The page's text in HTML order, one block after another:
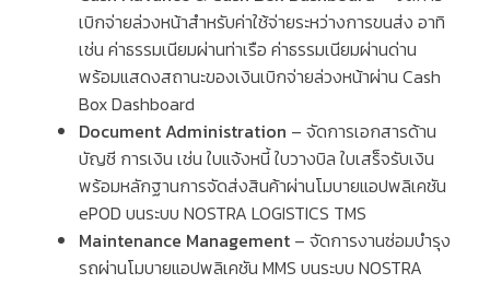
เบิกจ่ายล่วงหน้าสำหรับค่าใช้จ่ายระหว่างการขนส่ง อาทิ
เช่น ค่าธรรมเนียมผ่านท่าเรือ ค่าธรรมเนียมผ่านด่าน
พร้อมแสดงสถานะของเงินเบิกจ่ายล่วงหน้าผ่าน Cash
Box Dashboard
Document Administration –จัดการเอกสารด้าน
บัญชี การเงิน เช่น ใบแจ้งหนี้ ใบวางบิล ใบเสร็จรับเงิน
พร้อมหลักฐานการจัดส่งสินค้าผ่านโมบายแอปพลิเคชัน
ePODบนระบบ NOSTRA LOGISTICS TMS
Maintenance Management –จัดการงานซ่อมบำรุง
รถผ่านโมบายแอปพลิเคชัน MMSบนระบบ NOSTRA